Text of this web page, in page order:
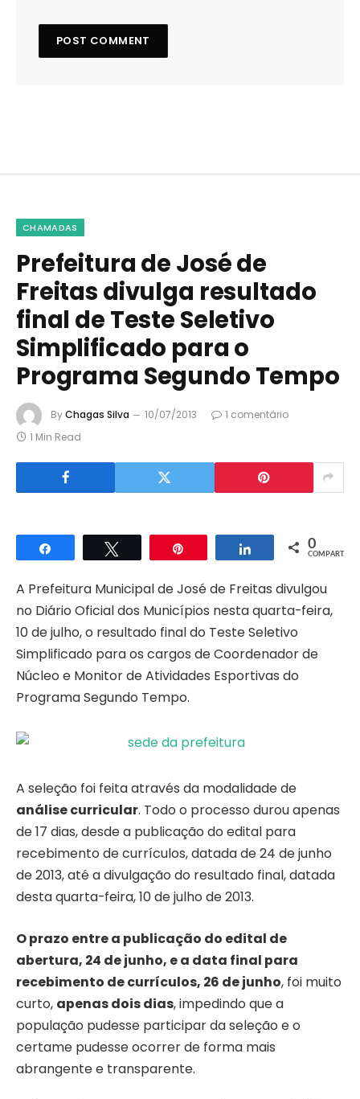
CHAMADAS
Prefeitura de José de
Freitas divulga resultado
final de Teste Seletivo
Simplificado para o
Programa Segundo Tempo
ByChagas Silva 10/07/2013
1 comentário
1 Min Read
Compartilhar Compartilhar
0
COMPART.
A Prefeitura Municipal de José de Freitas divulgou
no Diário Oficial dos Municípios nesta quarta-feira,
10 de julho, o resultado final do Teste Seletivo
Simplificado para os cargos de Coordenador de
Núcleo e Monitor de Atividades Esportivas do
Programa Segundo Tempo.
A seleção foi feita através da modalidade de
análise curricular. Todo o processo durou apenas
de 17 dias, desde a publicação do edital para
recebimento de currículos, datada de 24 de junho
de 2013, até a divulgação do resultado final, datada
desta quarta-feira, 10 de julho de 2013.
O prazo entre a publicação do edital de
abertura, 24 de junho, e a data final para
recebimento de currículos, 26 de junho, foi muito
curto, apenas dois dias, impedindo que a
população pudesse participar da seleção e o
certame pudesse ocorrer de forma mais
abrangente e transparente.